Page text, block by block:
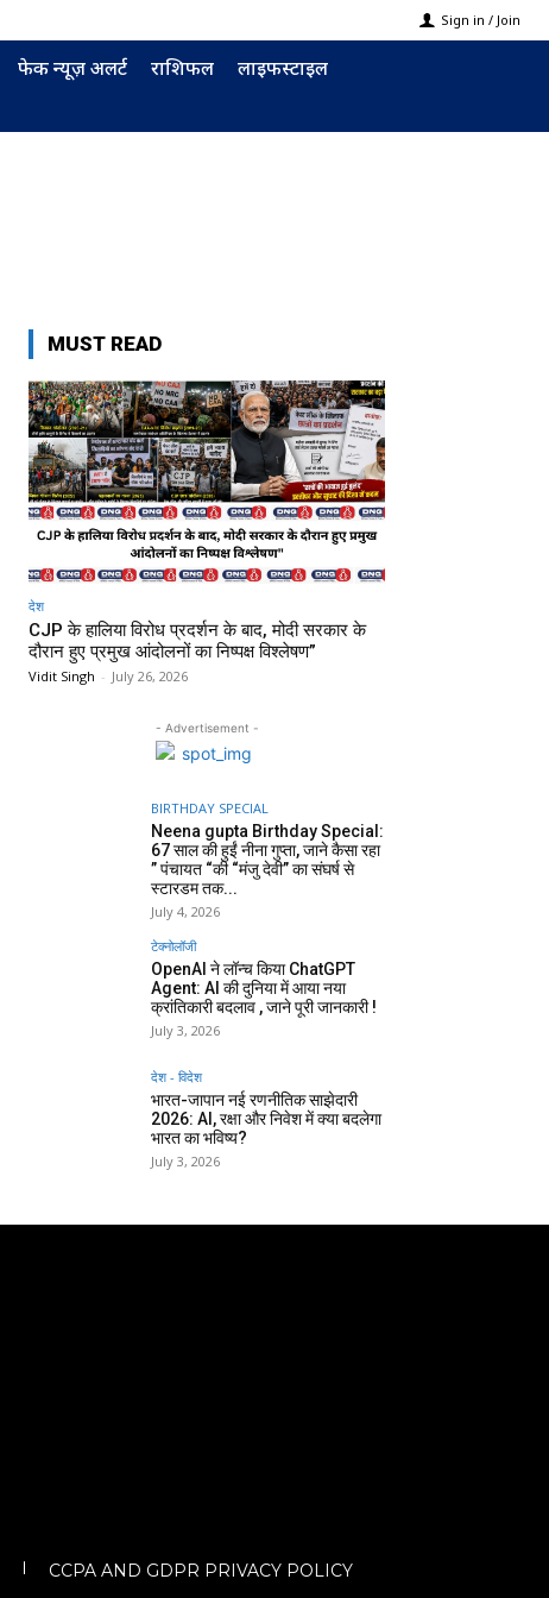
Sign in / Join
फेक न्यूज़ अलर्ट राशिफल लाइफस्टाइल
MUST READ
देश
CJP के हालिया विरोध प्रदर्शन के बाद, मोदी सरकार के
दौरान हुए प्रमुख आंदोलनों का निष्पक्ष विश्लेषण”
Vidit Singh - July 26, 2026
- Advertisement -
BIRTHDAY SPECIAL
Neena gupta Birthday Special:
67 साल की हुईं नीना गुप्ता, जाने कैसा रहा
” पंचायत “की “मंजु देवी” का संघर्ष से
स्टारडम तक...
July 4, 2026
टेक्नोलॉजी
OpenAI ने लॉन्च किया ChatGPT
Agent: AI की दुनिया में आया नया
क्रांतिकारी बदलाव , जाने पूरी जानकारी !
July 3, 2026
देश - विदेश
भारत-जापान नई रणनीतिक साझेदारी
2026: AI, रक्षा और निवेश में क्या बदलेगा
भारत का भविष्य?
July 3, 2026
CCPA AND GDPR PRIVACY POLICY